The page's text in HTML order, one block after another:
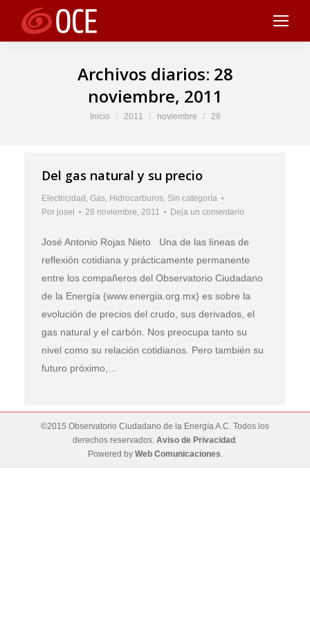
Archivos diarios: 28
noviembre, 2011
Estás aquí:
Inicio 2011 noviembre 28
Del gas natural y su precio
Electricidad , Gas, Hidrocarburos, Sin categoría
Por josel 28 noviembre, 2011 Deja un comentario
José Antonio Rojas Nieto Una de las líneas de
reflexión cotidiana y prácticamente permanente
entre los compañeros del Observatorio Ciudadano
de la Energía (www.energia.org.mx) es sobre la
evolución de precios del crudo, sus derivados, el
gas natural y el carbón. Nos preocupa tanto su
nivel como su relación cotidianos. Pero también su
futuro próximo,…
©2015 Observatorio Ciudadano de la Energía A.C. Todos los
derechos reservados. Aviso de Privacidad .
Powered by Web Comunicaciones.